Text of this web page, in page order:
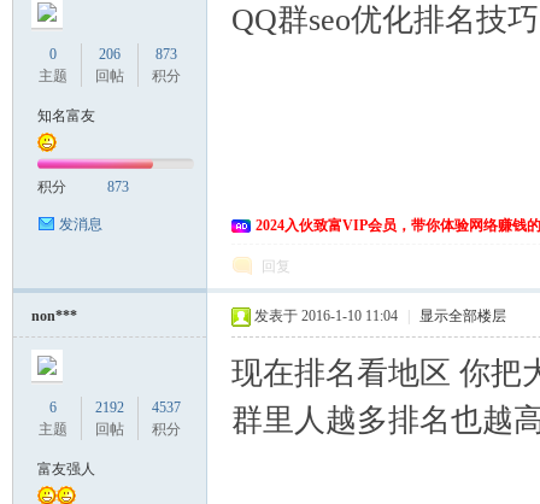
0
主题
206
回帖
873
积分
知名富友
积分 873
发消息
QQ群seo优化排名技巧
2024入伙致富VIP会员，带你体验网络赚钱
回复
non***
6
主题
2192
回帖
4537
积分
富友强人
发表于 2016-1-10 11:04 显示全部楼层
现在排名看地区 你把
群里人越多排名也越